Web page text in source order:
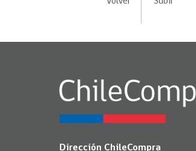
Dirección ChileCompra